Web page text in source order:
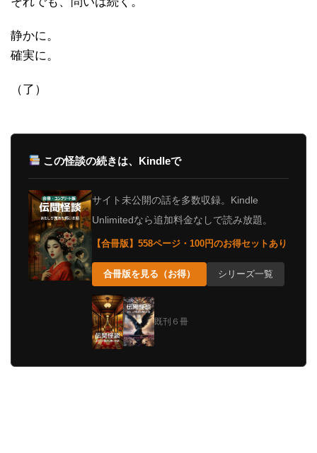
静かに。
確実に。
（了）
この怪談の続きは、Kindleで
サイト未公開の話を多数収録。Kindle
Unlimitedなら追加料金なしで読み放題。
【合冊版】558ページ・100円のお得セットあり
合冊版を見る（お得） シリーズ一覧
既刊６冊